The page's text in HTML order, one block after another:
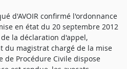
d'AVOIR confirmé l'ordonnance
en état du 20 septembre 2012
la déclaration d'appel,
du magistrat chargé de la mise
de Procédure Civile dispose